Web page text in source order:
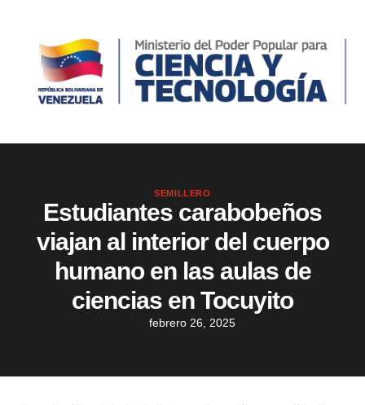
SEMILLERO
Estudiantes carabobeños
viajan al interior del cuerpo
humano en las aulas de
ciencias en Tocuyito
febrero 26, 2025